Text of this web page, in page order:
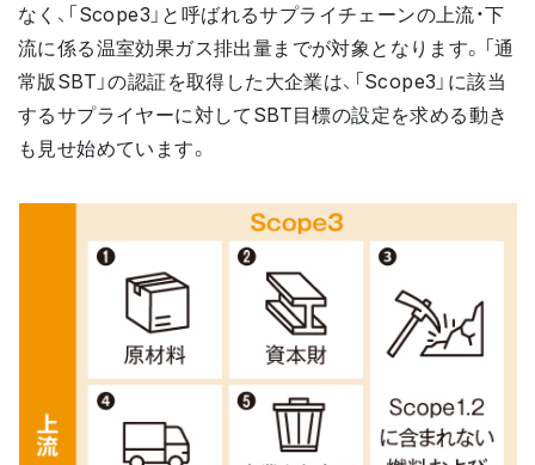
なく、「Scope3」と呼ばれるサプライチェーンの上流・下
流に係る温室効果ガス排出量までが対象となります。「通
常版SBT」の認証を取得した大企業は、「Scope3」に該当
するサプライヤーに対してSBT目標の設定を求める動き
も見せ始めています。